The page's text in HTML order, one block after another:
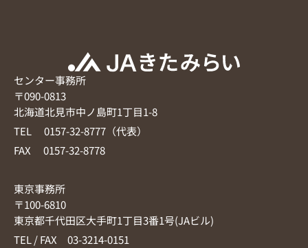
センター事務所
〒090-0813
北海道北見市中ノ島町1丁目1-8
TEL 0157-32-8777（代表）
FAX 0157-32-8778
東京事務所
〒100-6810
東京都千代田区大手町1丁目3番1号(JAビル)
TEL / FAX 03-3214-0151